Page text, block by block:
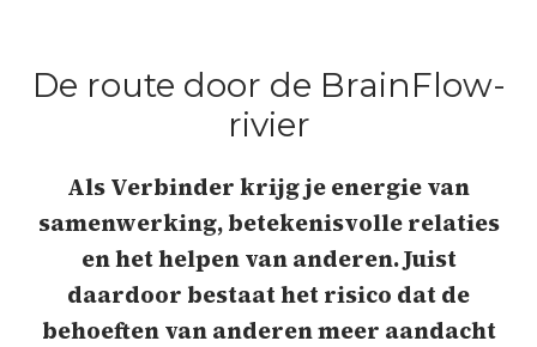
De route door de BrainFlow-
rivier
Als Verbinder krijg je energie van
samenwerking, betekenisvolle relaties
en het helpen van anderen. Juist
daardoor bestaat het risico dat de
behoeften van anderen meer aandacht